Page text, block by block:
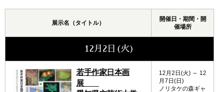
展示名（タイトル）
開催日・期間・開
催場所
12月2日(火)
若手作家日本画
展
12月2日(火) ～ 12
月7日(日)
ノリタケの森ギャ